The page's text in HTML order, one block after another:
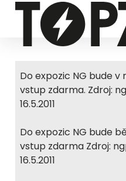
Do expozic NG bude
vstup zdarma. Zdroj:
16.5.2011
Do expozic NG bude
vstup zdarma Zdroj:
16.5.2011